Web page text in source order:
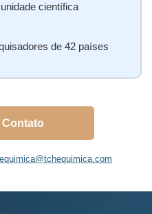
científica
de 42 países
Contato